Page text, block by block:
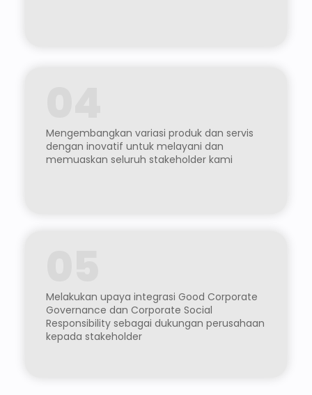
Mengembangkan variasi produk dan servis
dengan inovatif untuk melayani dan
memuaskan seluruh stakeholder kami
Melakukan upaya integrasi Good Corporate
Governance dan Corporate Social
Responsibility sebagai dukungan perusahaan
kepada stakeholder